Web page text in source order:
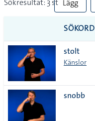
Sökresultat: 3 st Lägg
till
alla i
lista
SÖKORD
stolt
Känslor
snobb